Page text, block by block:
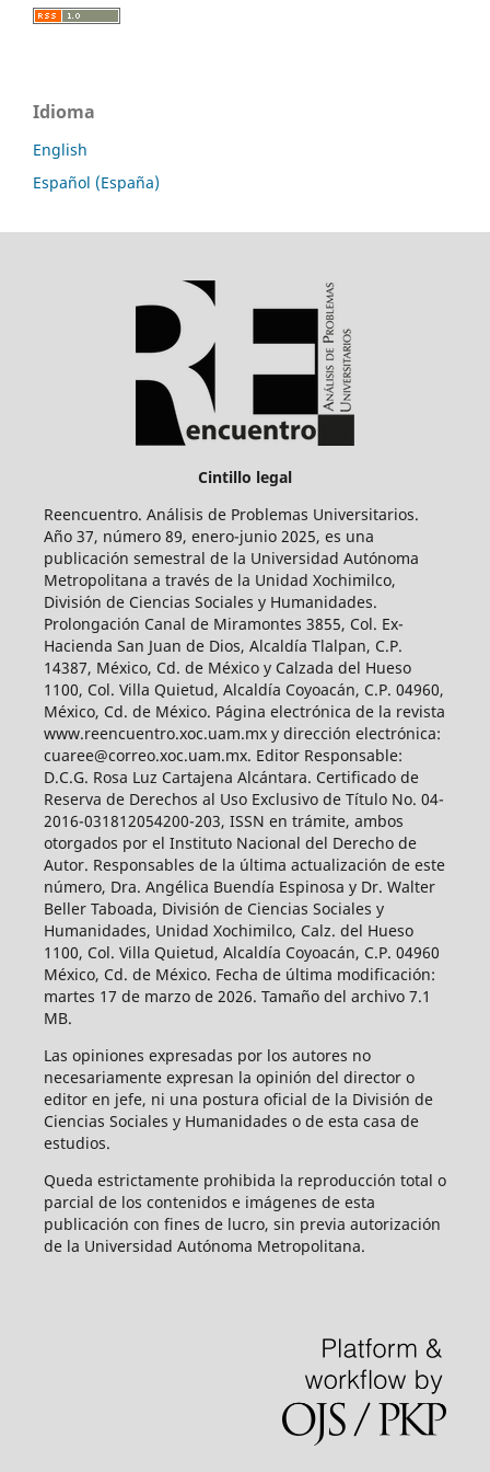
Idioma
English
Español (España)
Cintillo legal
Reencuentro. Análisis de Problemas Universitarios.
Año 37, número 89, enero-junio 2025, es una
publicación semestral de la Universidad Autónoma
Metropolitana a través de la Unidad Xochimilco,
División de Ciencias Sociales y Humanidades.
Prolongación Canal de Miramontes 3855, Col. Ex-
Hacienda San Juan de Dios, Alcaldía Tlalpan, C.P.
14387, México, Cd. de México y Calzada del Hueso
1100, Col. Villa Quietud, Alcaldía Coyoacán, C.P. 04960,
México, Cd. de México. Página electrónica de la revista
www.reencuentro.xoc.uam.mx y dirección electrónica:
cuaree@correo.xoc.uam.mx. Editor Responsable:
D.C.G. Rosa Luz Cartajena Alcántara. Certificado de
Reserva de Derechos al Uso Exclusivo de Título No. 04-
2016-031812054200-203, ISSN en trámite, ambos
otorgados por el Instituto Nacional del Derecho de
Autor. Responsables de la última actualización de este
número, Dra. Angélica Buendía Espinosa y Dr. Walter
Beller Taboada, División de Ciencias Sociales y
Humanidades, Unidad Xochimilco, Calz. del Hueso
1100, Col. Villa Quietud, Alcaldía Coyoacán, C.P. 04960
México, Cd. de México. Fecha de última modificación:
martes 17 de marzo de 2026. Tamaño del archivo 7.1
MB.
Las opiniones expresadas por los autores no
necesariamente expresan la opinión del director o
editor en jefe, ni una postura oficial de la División de
Ciencias Sociales y Humanidades o de esta casa de
estudios.
Queda estrictamente prohibida la reproducción total o
parcial de los contenidos e imágenes de esta
publicación con fines de lucro, sin previa autorización
de la Universidad Autónoma Metropolitana.